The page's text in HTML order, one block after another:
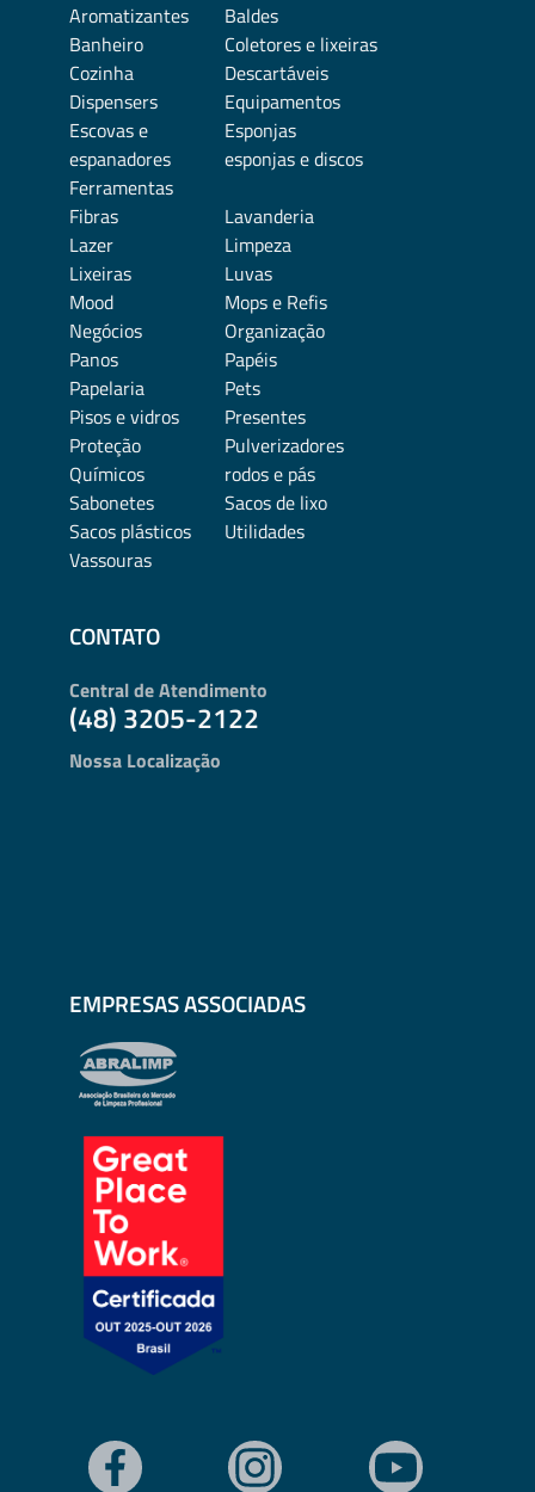
Aromatizantes
Baldes
Banheiro
Coletores e lixeiras
Cozinha
Descartáveis
Dispensers
Equipamentos
Escovas e
espanadores
Esponjas
esponjas e discos
Ferramentas
Fibras
Lavanderia
Lazer
Limpeza
Lixeiras
Luvas
Mood
Mops e Refis
Negócios
Organização
Panos
Papéis
Papelaria
Pets
Pisos e vidros
Presentes
Proteção
Pulverizadores
Químicos
rodos e pás
Sabonetes
Sacos de lixo
Sacos plásticos
Utilidades
Vassouras
CONTATO
Central de Atendimento
(48) 3205-2122
Nossa Localização
EMPRESAS ASSOCIADAS